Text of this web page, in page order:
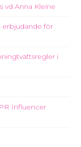
vd Anna Kleine
erbjudande för
i
Influencer